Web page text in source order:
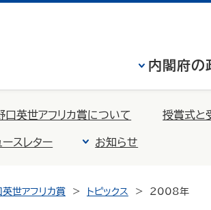
内閣府の
口英世アフリカ賞について 授賞式と
ースレター お知らせ
英世アフリカ賞 トピックス 2008年